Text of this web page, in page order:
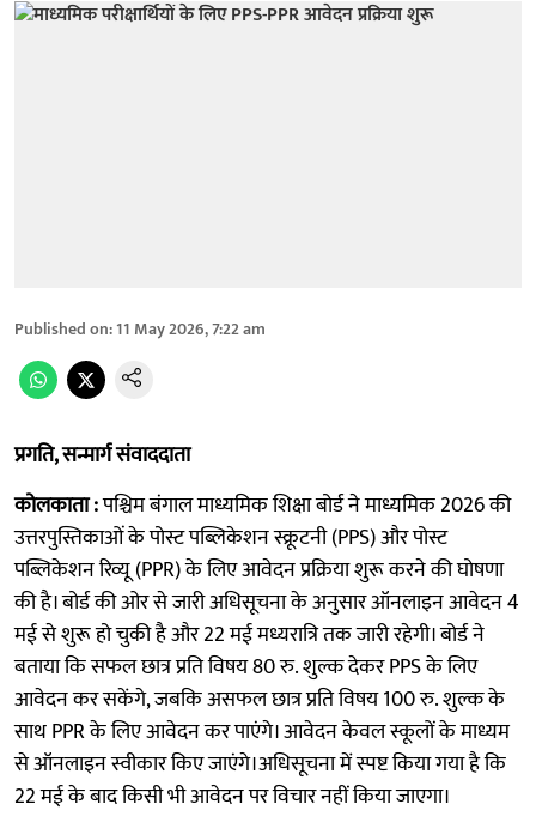
Published on:11 May 2026, 7:22 am
प्रगति, सन्मार्ग संवाददाता
कोलकाता :पश्चिम बंगाल माध्यमिक शिक्षा बोर्ड ने माध्यमिक 2026 की
उत्तरपुस्तिकाओं के पोस्ट पब्लिकेशन स्क्रूटनी (PPS) और पोस्ट
पब्लिकेशन रिव्यू (PPR) के लिए आवेदन प्रक्रिया शुरू करने की घोषणा
की है। बोर्ड की ओर से जारी अधिसूचना के अनुसार ऑनलाइन आवेदन 4
मई से शुरू हो चुकी है और 22 मई मध्यरात्रि तक जारी रहेगी। बोर्ड ने
बताया कि सफल छात्र प्रति विषय 80 रु. शुल्क देकर PPS के लिए
आवेदन कर सकेंगे, जबकि असफल छात्र प्रति विषय 100 रु. शुल्क के
साथ PPR के लिए आवेदन कर पाएंगे। आवेदन केवल स्कूलों के माध्यम
से ऑनलाइन स्वीकार किए जाएंगे।अधिसूचना में स्पष्ट किया गया है कि
22 मई के बाद किसी भी आवेदन पर विचार नहीं किया जाएगा।